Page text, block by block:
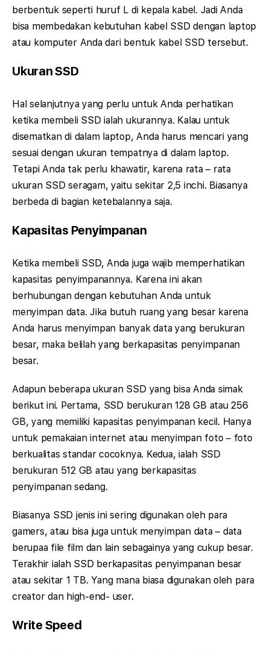
berbentuk seperti huruf L di kepala kabel. Jadi Anda
bisa membedakan kebutuhan kabel SSD dengan laptop
atau komputer Anda dari bentuk kabel SSD tersebut.
Ukuran SSD
Hal selanjutnya yang perlu untuk Anda perhatikan
ketika membeli SSD ialah ukurannya. Kalau untuk
disematkan di dalam laptop, Anda harus mencari yang
sesuai dengan ukuran tempatnya di dalam laptop.
Tetapi Anda tak perlu khawatir, karena rata – rata
ukuran SSD seragam, yaitu sekitar 2,5 inchi. Biasanya
berbeda di bagian ketebalannya saja.
Kapasitas Penyimpanan
Ketika membeli SSD, Anda juga wajib memperhatikan
kapasitas penyimpanannya. Karena ini akan
berhubungan dengan kebutuhan Anda untuk
menyimpan data. Jika butuh ruang yang besar karena
Anda harus menyimpan banyak data yang berukuran
besar, maka belilah yang berkapasitas penyimpanan
besar.
Adapun beberapa ukuran SSD yang bisa Anda simak
berikut ini. Pertama, SSD berukuran 128 GB atau 256
GB, yang memiliki kapasitas penyimpanan kecil. Hanya
untuk pemakaian internet atau menyimpan foto – foto
berkualitas standar cocoknya. Kedua, ialah SSD
berukuran 512 GB atau yang berkapasitas
penyimpanan sedang.
Biasanya SSD jenis ini sering digunakan oleh para
gamers, atau bisa juga untuk menyimpan data – data
berupaa file film dan lain sebagainya yang cukup besar.
Terakhir ialah SSD berkapasitas penyimpanan besar
atau sekitar 1 TB. Yang mana biasa digunakan oleh para
creator dan high-end- user.
Write Speed